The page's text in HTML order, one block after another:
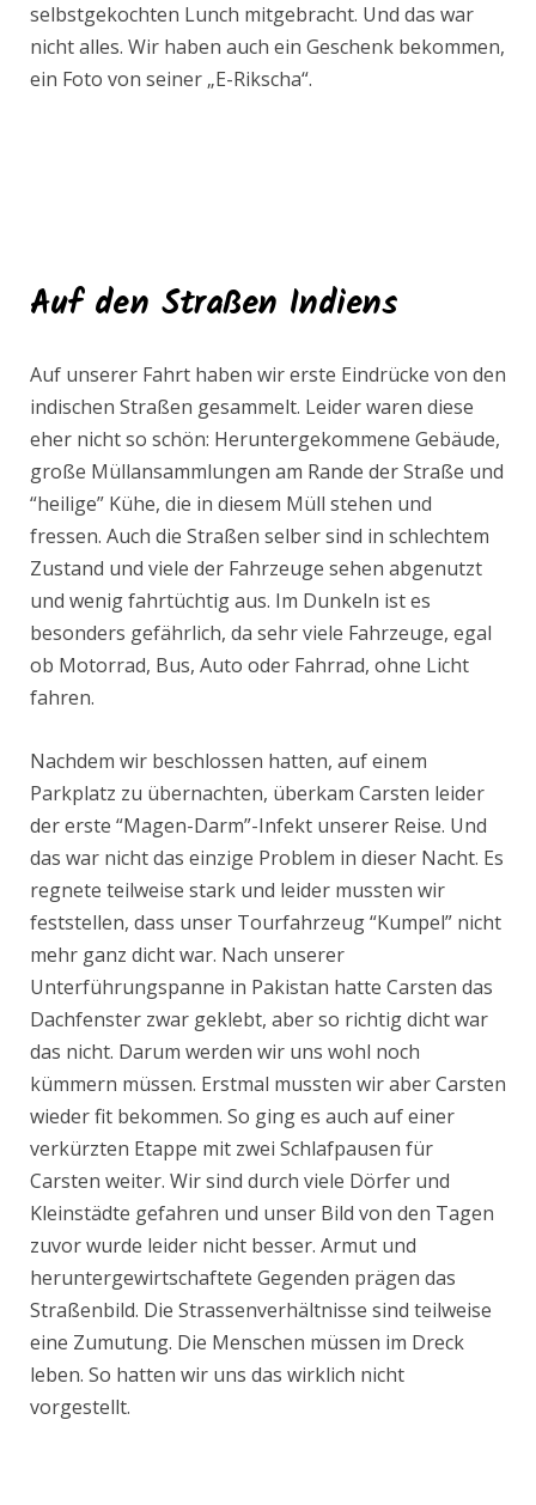
selbstgekochten Lunch mitgebracht. Und das war
nicht alles. Wir haben auch ein Geschenk bekommen,
ein Foto von seiner „E-Rikscha“.
Auf den Straßen Indiens
Auf unserer Fahrt haben wir erste Eindrücke von den
indischen Straßen gesammelt. Leider waren diese
eher nicht so schön: Heruntergekommene Gebäude,
große Müllansammlungen am Rande der Straße und
“heilige” Kühe, die in diesem Müll stehen und
fressen. Auch die Straßen selber sind in schlechtem
Zustand und viele der Fahrzeuge sehen abgenutzt
und wenig fahrtüchtig aus. Im Dunkeln ist es
besonders gefährlich, da sehr viele Fahrzeuge, egal
ob Motorrad, Bus, Auto oder Fahrrad, ohne Licht
fahren.
Nachdem wir beschlossen hatten, auf einem
Parkplatz zu übernachten, überkam Carsten leider
der erste “Magen-Darm”-Infekt unserer Reise. Und
das war nicht das einzige Problem in dieser Nacht. Es
regnete teilweise stark und leider mussten wir
feststellen, dass unser Tourfahrzeug “Kumpel” nicht
mehr ganz dicht war. Nach unserer
Unterführungspanne in Pakistan hatte Carsten das
Dachfenster zwar geklebt, aber so richtig dicht war
das nicht. Darum werden wir uns wohl noch
kümmern müssen. Erstmal mussten wir aber Carsten
wieder fit bekommen. So ging es auch auf einer
verkürzten Etappe mit zwei Schlafpausen für
Carsten weiter. Wir sind durch viele Dörfer und
Kleinstädte gefahren und unser Bild von den Tagen
zuvor wurde leider nicht besser. Armut und
heruntergewirtschaftete Gegenden prägen das
Straßenbild. Die Strassenverhältnisse sind teilweise
eine Zumutung. Die Menschen müssen im Dreck
leben. So hatten wir uns das wirklich nicht
vorgestellt.